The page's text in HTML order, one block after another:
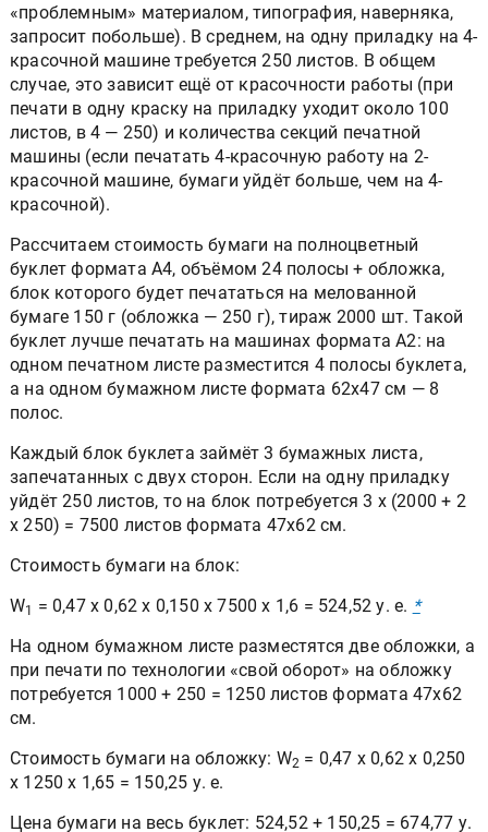
«проблемным» материалом, типография, наверняка,
запросит побольше). В среднем, на одну приладку на 4-
красочной машине требуется 250 листов. В общем
случае, это зависит ещё от красочности работы (при
печати в одну краску на приладку уходит около 100
листов, в 4 — 250) и количества секций печатной
машины (если печатать 4-красочную работу на 2-
красочной машине, бумаги уйдёт больше, чем на 4-
красочной).
Рассчитаем стоимость бумаги на полноцветный
буклет формата А4, объёмом 24 полосы + обложка,
блок которого будет печататься на мелованной
бумаге 150 г (обложка — 250 г), тираж 2000 шт. Такой
буклет лучше печатать на машинах формата А2: на
одном печатном листе разместится 4 полосы буклета,
а на одном бумажном листе формата 62x47 см — 8
полос.
Каждый блок буклета займёт 3 бумажных листа,
запечатанных с двух сторон. Если на одну приладку
уйдёт 250 листов, то на блок потребуется 3 x (2000 + 2
x 250) = 7500 листов формата 47x62 см.
Стоимость бумаги на блок:
W1 = 0,47 x 0,62 x 0,150 x 7500 x 1,6 = 524,52 у. е. *
На одном бумажном листе разместятся две обложки, а
при печати по технологии «свой оборот» на обложку
потребуется 1000 + 250 = 1250 листов формата 47x62
см.
Стоимость бумаги на обложку: W2 = 0,47 x 0,62 x 0,250
x 1250 x 1,65 = 150,25 у. е.
Цена бумаги на весь буклет: 524,52 + 150,25 = 674,77 у.